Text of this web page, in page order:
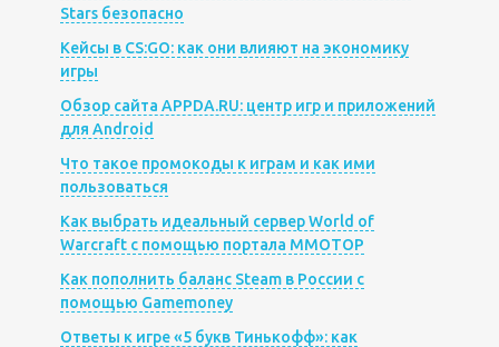
Stars безопасно
Кейсы в CS:GO: как они влияют на экономику
игры
Обзор сайта APPDA.RU: центр игр и приложений
для Android
Что такое промокоды к играм и как ими
пользоваться
Как выбрать идеальный сервер World of
Warcraft с помощью портала MMOTOP
Как пополнить баланс Steam в России с
помощью Gamemoney
Ответы к игре «5 букв Тинькофф»: как